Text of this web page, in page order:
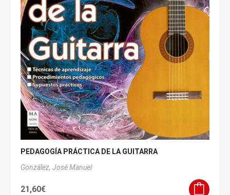
PEDAGOGÍA PRÁCTICA DE LA GUITARRA
González, José Manuel
21,60€